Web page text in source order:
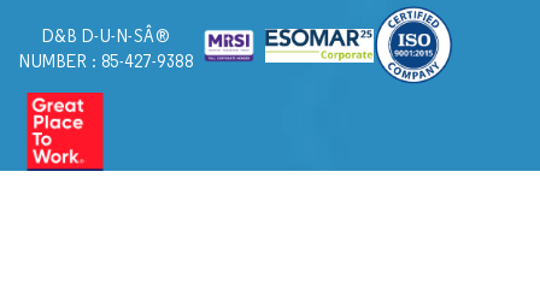
D&B D-U-N-SÂ®
NUMBER : 85-427-9388